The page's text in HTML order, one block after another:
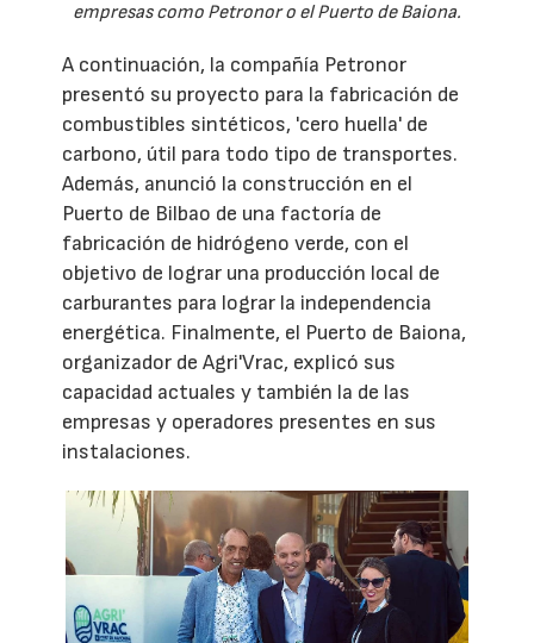
empresas como Petronor o el Puerto de Baiona.
A continuación, la compañía Petronor
presentó su proyecto para la fabricación de
combustibles sintéticos, 'cero huella' de
carbono, útil para todo tipo de transportes.
Además, anunció la construcción en el
Puerto de Bilbao de una factoría de
fabricación de hidrógeno verde, con el
objetivo de lograr una producción local de
carburantes para lograr la independencia
energética. Finalmente, el Puerto de Baiona,
organizador de Agri'Vrac, explicó sus
capacidad actuales y también la de las
empresas y operadores presentes en sus
instalaciones.